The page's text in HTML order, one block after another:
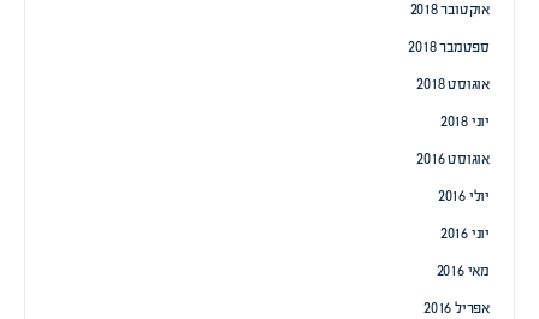
אוקטובר 2018
ספטמבר 2018
אוגוסט 2018
יוני 2018
אוגוסט 2016
יולי 2016
יוני 2016
מאי 2016
אפריל 2016